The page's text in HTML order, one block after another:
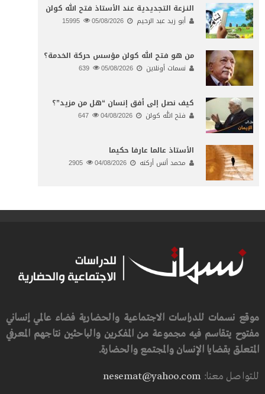
النـزعة التجديدية عند الأستاذ فتح الله كولن
أبو زيد عبد الرحيم 05/08/2026
من هو فتح الله كولن مؤسس حركة الخدمة؟
نسمات أونلاين 05/08/2026
كيف نصل إلى أفق إنسان “هل من مزيد”؟
فتح الله كولن 04/08/2026
الأستاذ عالما عارفا حكيما
محمد أنس أركنه 04/08/2026
موقع نسمات للدراسات الاجتماعية والحضارية فضاء عالمي إنساني
مفتوح يتقاسم فيه مجموعة من المفكرين والباحثين نتاجهم المعرفي
المتعلق بقضايا الإنسان والمجتمع والحضارة.
للتواصل معنا:nesemat@yahoo.com